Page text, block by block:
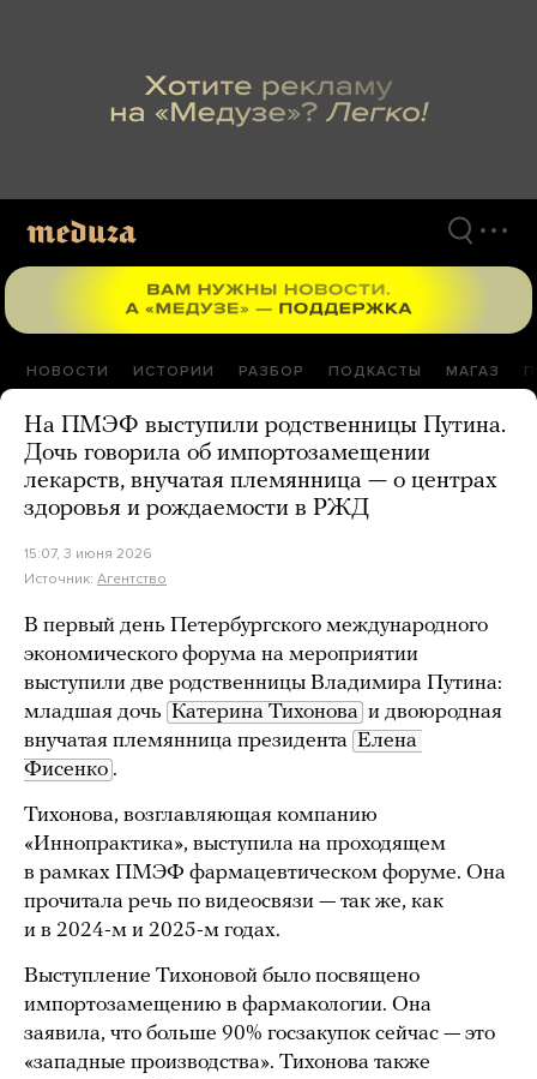
НОВОСТИ ИСТОРИИ РАЗБОР ПОДКАСТЫ МАГАЗ
На ПМЭФ выступили родственницы Путина.
Дочь говорила об импортозамещении
лекарств, внучатая племянница — о центрах
здоровья и рождаемости в РЖД
15:07, 3 июня 2026
Источник: Агентство
В первый день Петербургского международного
экономического форума на мероприятии
выступили две родственницы Владимира Путина:
младшая дочь Катерина Тихонова и двоюродная
внучатая племянница президента Елена
Фисенко .
Тихонова, возглавляющая компанию
«Иннопрактика», выступила на проходящем
в рамках ПМЭФ фармацевтическом форуме. Она
прочитала речь по видеосвязи — так же, как
и в 2024-м и 2025-м годах.
Выступление Тихоновой было посвящено
импортозамещению в фармакологии. Она
заявила, что больше 90% госзакупок сейчас — это
«западные производства». Тихонова также